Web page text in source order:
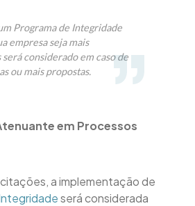
Programa de Integridade
empresa seja mais
considerado em caso de
ou mais propostas.
em Processos
a implementação de
será considerada